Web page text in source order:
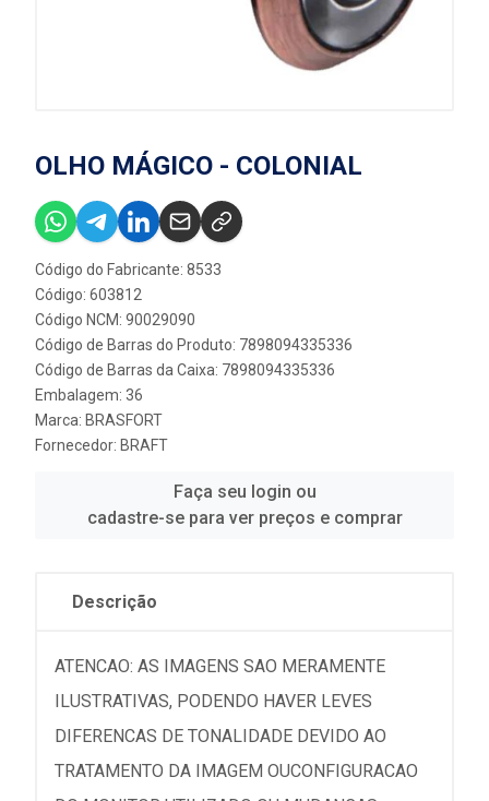
OLHO MÁGICO - COLONIAL
Código do Fabricante: 8533
Código: 603812
Código NCM: 90029090
Código de Barras do Produto: 7898094335336
Código de Barras da Caixa: 7898094335336
Embalagem: 36
Marca: BRASFORT
Fornecedor: BRAFT
Faça seu login ou
cadastre-se para ver preços e comprar
Descrição
ATENCAO: AS IMAGENS SAO MERAMENTE
ILUSTRATIVAS, PODENDO HAVER LEVES
DIFERENCAS DE TONALIDADE DEVIDO AO
TRATAMENTO DA IMAGEM OUCONFIGURACAO